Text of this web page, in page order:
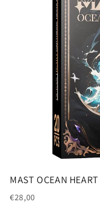
OCEAN HEART